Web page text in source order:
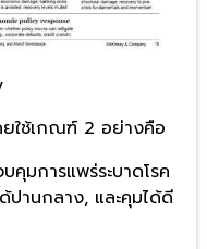
ยใช้เกณฑ์ 2 อย่างคือ
คุมการแพร่ระบาดโรค
ปานกลาง, และคุมได้ดี